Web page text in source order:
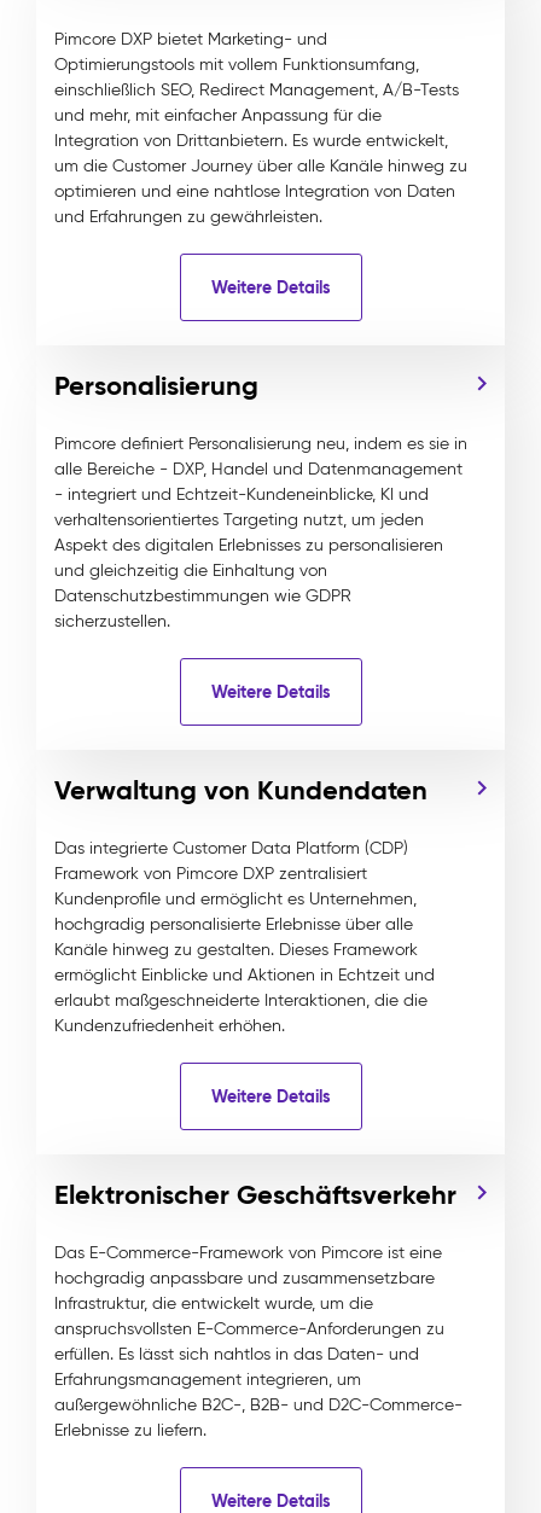
Pimcore DXP bietet Marketing- und
Optimierungstools mit vollem Funktionsumfang,
einschließlich SEO, Redirect Management, A/B-Tests
und mehr, mit einfacher Anpassung für die
Integration von Drittanbietern. Es wurde entwickelt,
um die Customer Journey über alle Kanäle hinweg zu
optimieren und eine nahtlose Integration von Daten
und Erfahrungen zu gewährleisten.
Weitere Details
Personalisierung
Pimcore definiert Personalisierung neu, indem es sie in
alle Bereiche - DXP, Handel und Datenmanagement
- integriert und Echtzeit-Kundeneinblicke, KI und
verhaltensorientiertes Targeting nutzt, um jeden
Aspekt des digitalen Erlebnisses zu personalisieren
und gleichzeitig die Einhaltung von
Datenschutzbestimmungen wie GDPR
sicherzustellen.
Weitere Details
Verwaltung von Kundendaten
Das integrierte Customer Data Platform (CDP)
Framework von Pimcore DXP zentralisiert
Kundenprofile und ermöglicht es Unternehmen,
hochgradig personalisierte Erlebnisse über alle
Kanäle hinweg zu gestalten. Dieses Framework
ermöglicht Einblicke und Aktionen in Echtzeit und
erlaubt maßgeschneiderte Interaktionen, die die
Kundenzufriedenheit erhöhen.
Weitere Details
Elektronischer Geschäftsverkehr
Das E-Commerce-Framework von Pimcore ist eine
hochgradig anpassbare und zusammensetzbare
Infrastruktur, die entwickelt wurde, um die
anspruchsvollsten E-Commerce-Anforderungen zu
erfüllen. Es lässt sich nahtlos in das Daten- und
Erfahrungsmanagement integrieren, um
außergewöhnliche B2C-, B2B- und D2C-Commerce-
Erlebnisse zu liefern.
Weitere Details